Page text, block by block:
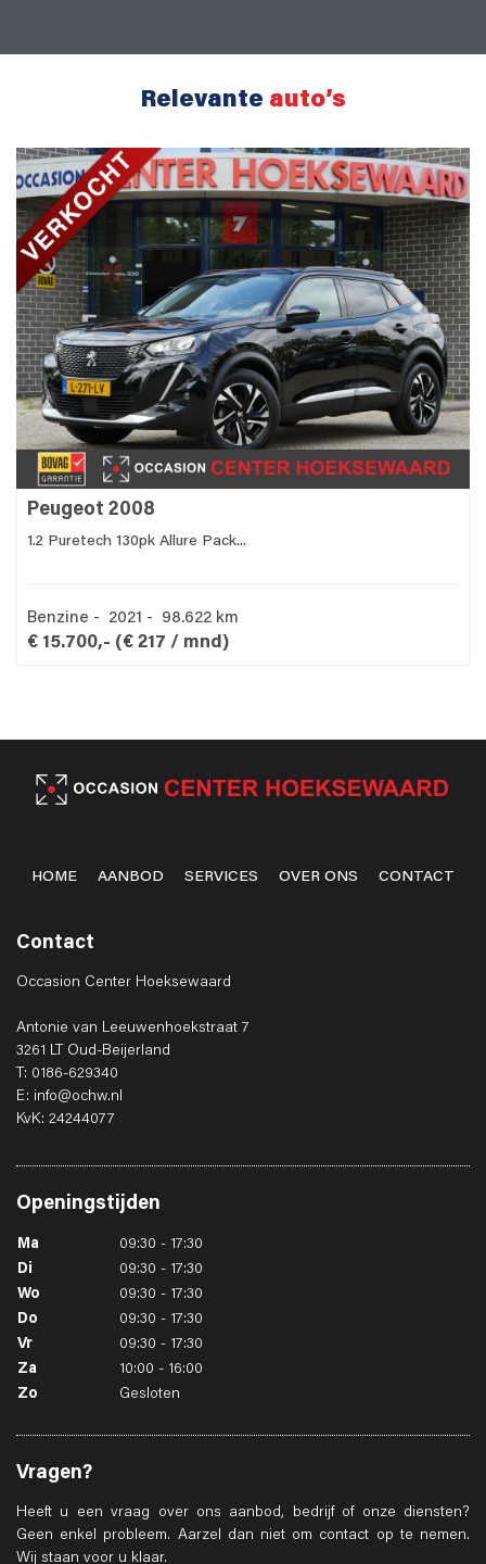
Relevante auto’s
Peugeot 2008
1.2 Puretech 130pk Allure Pack...
Benzine - 2021 - 98.622 km
€ 15.700,- (€ 217 / mnd)
HOME AANBOD SERVICES OVER ONS CONTACT
Contact
Occasion Center Hoeksewaard
Antonie van Leeuwenhoekstraat 7
3261 LT Oud-Beijerland
T: 0186-629340
E: info@ochw.nl
KvK: 24244077
Openingstijden
Ma
09:30 - 17:30
Di
09:30 - 17:30
Wo
09:30 - 17:30
Do
09:30 - 17:30
Vr
09:30 - 17:30
Za
10:00 - 16:00
Zo
Gesloten
Vragen?
Heeft u een vraag over ons aanbod, bedrijf of onze diensten?
Geen enkel probleem. Aarzel dan niet om contact op te nemen.
Wij staan voor u klaar.